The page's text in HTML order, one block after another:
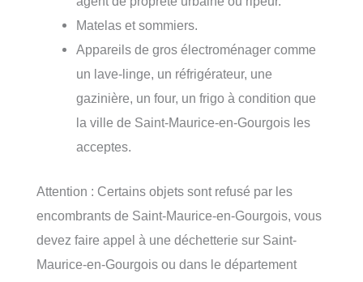
Matelas et sommiers.
Appareils de gros électroménager comme
un lave-linge, un réfrigérateur, une
gazinière, un four, un frigo à condition que
la ville de Saint-Maurice-en-Gourgois les
acceptes.
Attention : Certains objets sont refusé par les
encombrants de Saint-Maurice-en-Gourgois, vous
devez faire appel à une déchetterie sur Saint-
Maurice-en-Gourgois ou dans le département